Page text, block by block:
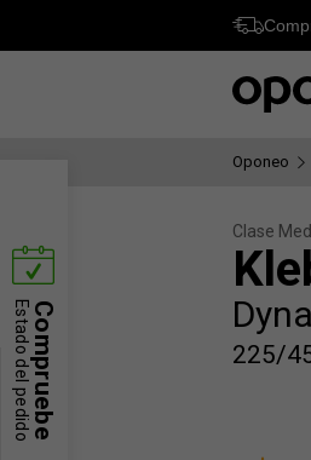
Oponeo
Clase
225/
Compruebe
Estado del pedido